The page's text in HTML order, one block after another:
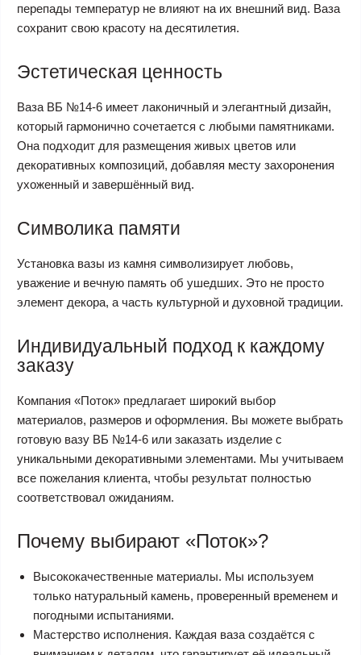
перепады температур не влияют на их внешний вид. Ваза
сохранит свою красоту на десятилетия.
Эстетическая ценность
Ваза ВБ №14-6 имеет лаконичный и элегантный дизайн,
который гармонично сочетается с любыми памятниками.
Она подходит для размещения живых цветов или
декоративных композиций, добавляя месту захоронения
ухоженный и завершённый вид.
Символика памяти
Установка вазы из камня символизирует любовь,
уважение и вечную память об ушедших. Это не просто
элемент декора, а часть культурной и духовной традиции.
Индивидуальный подход к каждому
заказу
Компания «Поток» предлагает широкий выбор
материалов, размеров и оформления. Вы можете выбрать
готовую вазу ВБ №14-6 или заказать изделие с
уникальными декоративными элементами. Мы учитываем
все пожелания клиента, чтобы результат полностью
соответствовал ожиданиям.
Почему выбирают «Поток»?
Высококачественные материалы. Мы используем
только натуральный камень, проверенный временем и
погодными испытаниями.
Мастерство исполнения. Каждая ваза создаётся с